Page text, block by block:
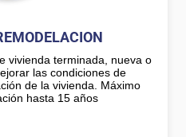
vivienda terminada, nueva o
las condiciones de
de la vivienda. Máximo
hasta 15 años